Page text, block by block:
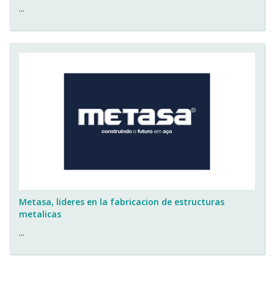
...
Metasa, lideres en la fabricacion de estructuras
metalicas
...